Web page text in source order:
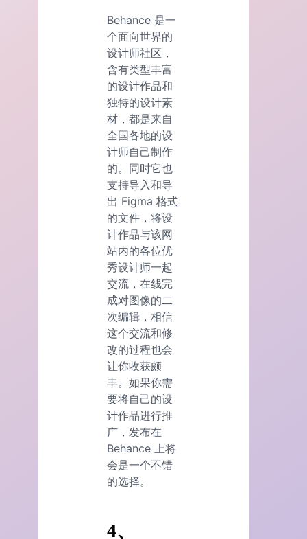
Behance 是一
个面向世界的
设计师社区，
含有类型丰富
的设计作品和
独特的设计素
材，都是来自
全国各地的设
计师自己制作
的。同时它也
支持导入和导
出 Figma 格式
的文件，将设
计作品与该网
站内的各位优
秀设计师一起
交流，在线完
成对图像的二
次编辑，相信
这个交流和修
改的过程也会
让你收获颇
丰。如果你需
要将自己的设
计作品进行推
广，发布在
Behance 上将
会是一个不错
的选择。
4、